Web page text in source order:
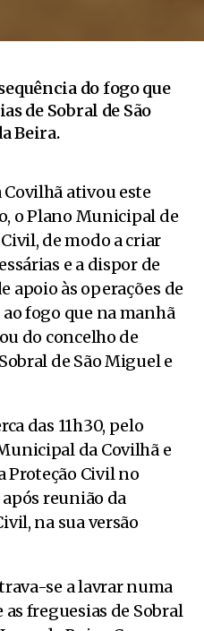
do fogo que
de Sobral de São
Beira.
ativou este
o Plano Municipal de
de modo a criar
e a dispor de
apoio às operações de
fogo que na manhã
do concelho de
de São Miguel e
das 11h30, pelo
da Covilhã e
Proteção Civil no
reunião da
na sua versão
se a lavrar numa
freguesias de Sobral